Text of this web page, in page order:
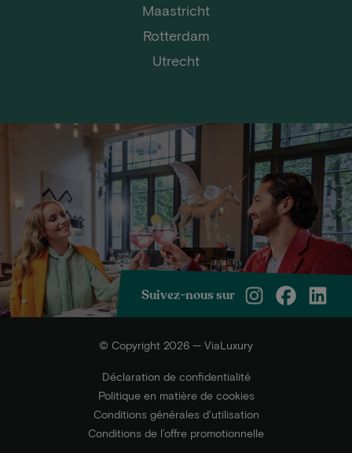
Maastricht
Rotterdam
Utrecht
Suivez-nous sur
© Copyright 2026 — ViaLuxury
Déclaration de confidentialité
Politique en matière de cookies
Conditions générales d'utilisation
Conditions de l’offre promotionnelle